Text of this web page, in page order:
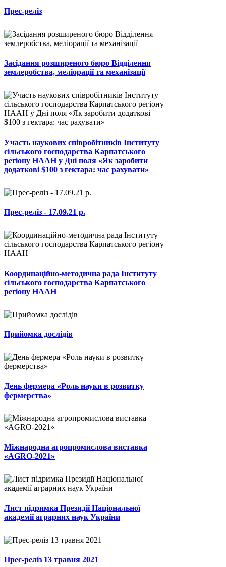
Прес-реліз
Засідання розширеного бюро Відділення
землеробства, меліорації та механізації
Участь наукових співробітників Інституту
сільського господарства Карпатського
регіону НААН у Дні поля «Як заробити
додаткові $100 з гектара: час рахувати»
Прес-реліз - 17.09.21 р.
Координаційно-методична рада Інституту
сільського господарства Карпатського
регіону НААН
Прийомка дослідів
День фермера «Роль науки в розвитку
фермерства»
Міжнародна агропромислова виставка
«AGRO-2021»
Лист підримка Президії Національної
академії аграрних наук України
Прес-реліз 13 травня 2021